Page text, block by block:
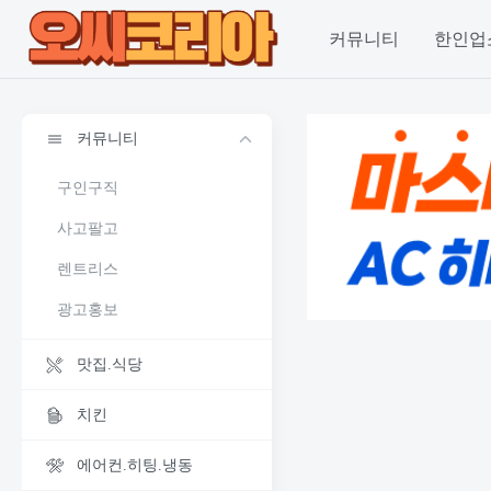
커뮤니티 한인업
커뮤니티
구인구직
사고팔고
렌트리스
광고홍보
맛집.식당
치킨
에어컨.히팅.냉동